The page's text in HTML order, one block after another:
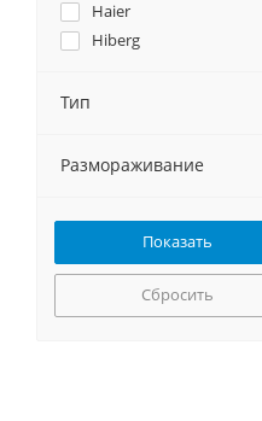
Haier
Hiberg
Kuppersbusch
Lex
Liebherr
Тип
Размораживание
Сбросить